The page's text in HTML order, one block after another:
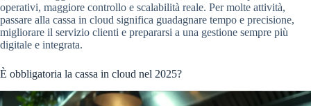
operativi, maggiore controllo e scalabilità reale. Per molte attività,
passare alla cassa in cloud significa guadagnare tempo e precisione,
migliorare il servizio clienti e prepararsi a una gestione sempre più
digitale e integrata.
È obbligatoria la cassa in cloud nel 2025?